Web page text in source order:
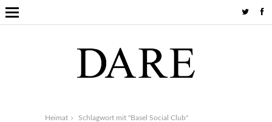
Heimat Schlagwort mit "Basel Social Club"